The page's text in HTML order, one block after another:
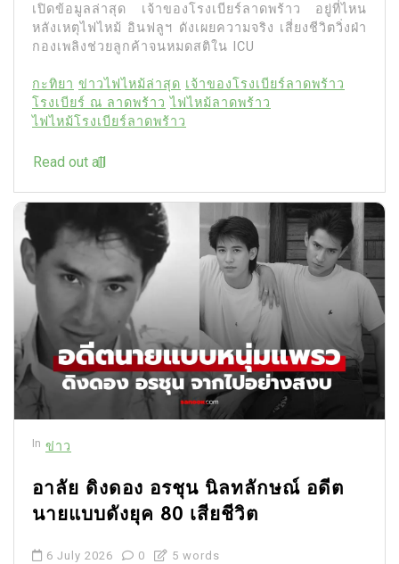
เปิดข้อมูลล่าสุด เจ้าของโรงเบียร์ลาดพร้าว อยู่ที่ไหน
หลังเหตุไฟไหม้ อินฟลูฯ ดังเผยความจริง เสี่ยงชีวิตวิ่งฝ่า
กองเพลิงช่วยลูกค้าจนหมดสติใน ICU
กะทิยา ข่าวไฟไหม้ล่าสุด เจ้าของโรงเบียร์ลาดพร้าว
โรงเบียร์ ณ ลาดพร้าว ไฟไหม้ลาดพร้าว
ไฟไหม้โรงเบียร์ลาดพร้าว
Read out all
In ข่าว
อาลัย ดิงดอง อรชุน นิลทลักษณ์ อดีต
นายแบบดังยุค 80 เสียชีวิต
6 July 2026 0 5 words